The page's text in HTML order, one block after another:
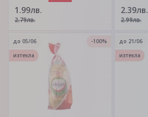
1.99лв.
2.79лв.
2.39лв.
2.99лв.
до 05/06
-100%
изтекла
до 21/06
изтекла